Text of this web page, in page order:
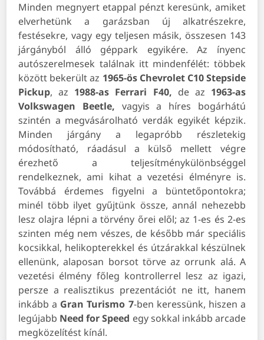
Minden megnyert etappal pénzt keresünk, amiket
elverhetünk a garázsban új alkatrészekre,
festésekre, vagy egy teljesen másik, összesen 143
járgányból álló géppark egyikére. Az ínyenc
autószerelmesek találnak itt mindenfélét: többek
között bekerült az 1965-ös Chevrolet C10 Stepside
Pickup, az 1988-as Ferrari F40, de az 1963-as
Volkswagen Beetle, vagyis a híres bogárhátú
szintén a megvásárolható verdák egyikét képzik.
Minden járgány a legapróbb részletekig
módosítható, ráadásul a külső mellett végre
érezhető a teljesítménykülönbséggel
rendelkeznek, ami kihat a vezetési élményre is.
Továbbá érdemes figyelni a büntetőpontokra;
minél több ilyet gyűjtünk össze, annál nehezebb
lesz olajra lépni a törvény őrei elől; az 1-es és 2-es
szinten még nem vészes, de később már speciális
kocsikkal, helikopterekkel és útzárakkal készülnek
ellenünk, alaposan borsot törve az orrunk alá. A
vezetési élmény főleg kontrollerrel lesz az igazi,
persze a realisztikus prezentációt ne itt, hanem
inkább a Gran Turismo 7-ben keressünk, hiszen a
legújabb Need for Speed egy sokkal inkább arcade
megközelítést kínál.